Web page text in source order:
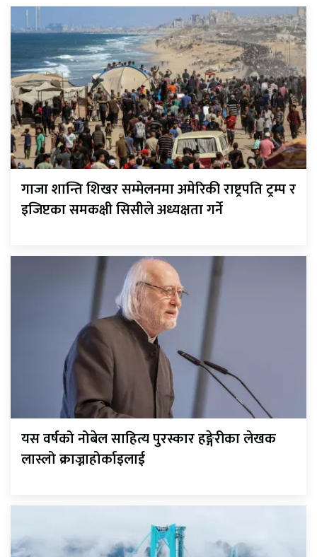
गाजा शान्ति शिखर सम्मेलनमा अमेरिकी राष्ट्रपति ट्रम्प र
इजिप्टका समकक्षी सिसीले अध्यक्षता गर्ने
यस वर्षको नोबेल साहित्य पुरस्कार हङ्गेरीका लेखक
लास्लो क्राज्नाहोर्काइलाई